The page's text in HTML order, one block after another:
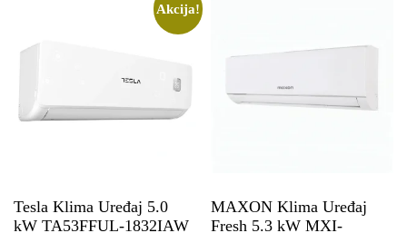
Akcija!
Tesla Klima Uređaj 5.0
kW TA53FFUL-1832IAW
MAXON Klima Uređaj
Fresh 5.3 kW MXI-